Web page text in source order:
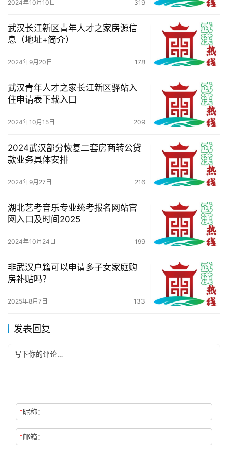
服
导
2024年10月10日 319
武汉长江新区青年人才之家房源信
息（地址+简介）
2024年9月20日 178
武汉青年人才之家长江新区驿站入
住申请表下载入口
2024年10月15日 209
2024武汉部分恢复二套房商转公贷
款业务具体安排
2024年9月27日 216
湖北艺考音乐专业统考报名网站官
网入口及时间2025
2024年10月24日 199
非武汉户籍可以申请多子女家庭购
房补贴吗？
2025年8月7日 133
发表回复
*昵称：
*邮箱：